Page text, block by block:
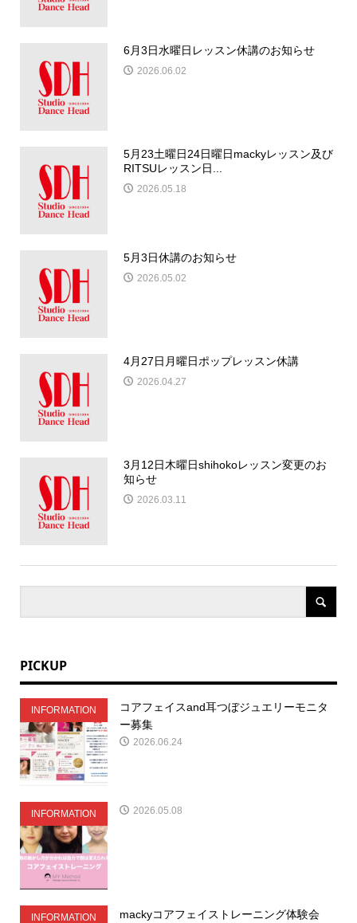
6月3日水曜日レッスン休講のお知らせ
2026.06.02
5月23土曜日24日曜日mackyレッスン及び
RITSUレッスン日...
2026.05.18
5月3日休講のお知らせ
2026.05.02
4月27日月曜日ポップレッスン休講
2026.04.27
3月12日木曜日shihokoレッスン変更のお
知らせ
2026.03.11
PICKUP
INFORMATION
コアフェイスand耳つぼジュエリーモニタ
ー募集
2026.06.24
INFORMATION 2026.05.08
INFORMATION mackyコアフェイストレーニング体験会